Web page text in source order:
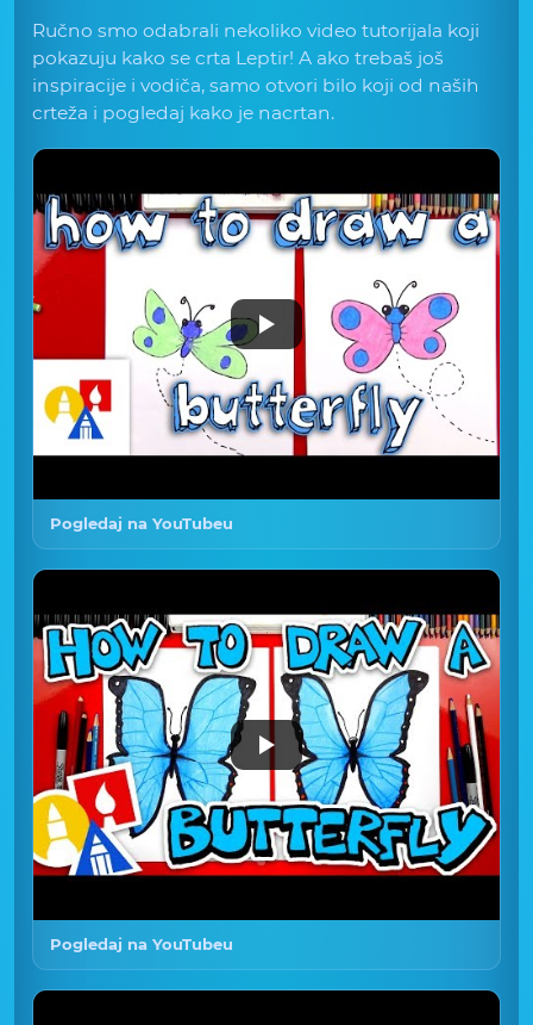
Ručno smo odabrali nekoliko video tutorijala koji
pokazuju kako se crta Leptir! A ako trebaš još
inspiracije i vodiča, samo otvori bilo koji od naših
crteža i pogledaj kako je nacrtan.
Pogledaj na YouTubeu
Pogledaj na YouTubeu